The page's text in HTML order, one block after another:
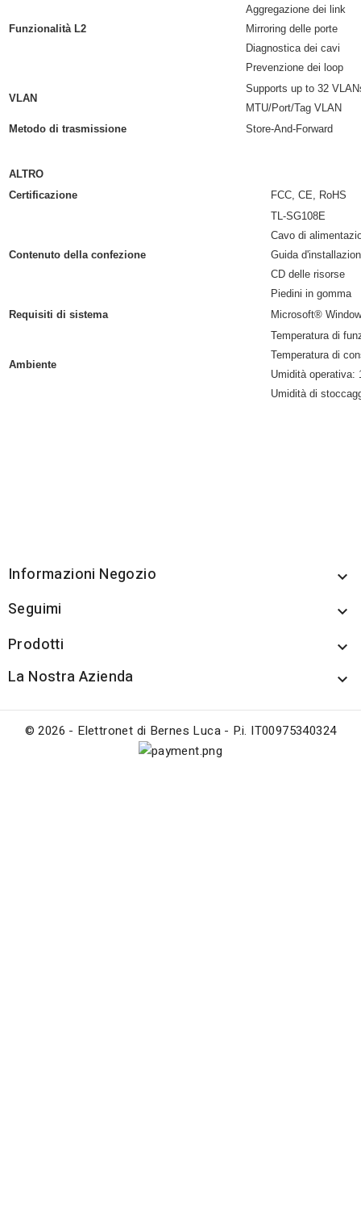
Funzionalità L2
Aggregazione dei link
Mirroring delle porte
Diagnostica dei cavi
Prevenzione dei loop
VLAN
Supports up to 32
MTU/Port/Tag VLAN
Metodo di trasmissione
Store-And-Forward
ALTRO
Certificazione
FCC, CE, RoHS
Contenuto della confezione
TL-SG108E
Cavo di
Guida
CD delle risorse
Piedini in gomma
Requisiti di sistema
Microsoft®
Ambiente
Temperatura di
Temperatura di
Umidità operativa:
Umidità di
Informazioni Negozio 
Seguimi 
Prodotti 
La Nostra Azienda 
© 2026 - Elettronet di Bernes Luca - P.i. IT00975340324